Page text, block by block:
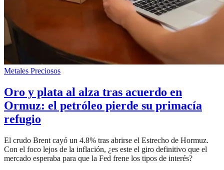
Metales Preciosos
Oro y plata al alza tras acuerdo en
Ormuz: el petróleo pierde su primacía
refugio
El crudo Brent cayó un 4.8% tras abrirse el Estrecho de Hormuz.
Con el foco lejos de la inflación, ¿es este el giro definitivo que el
mercado esperaba para que la Fed frene los tipos de interés?